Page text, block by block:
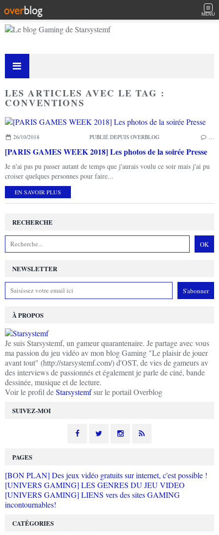
MENU
LES ARTICLES AVEC LE TAG :
CONVENTIONS
26/10/2018 PUBLIÉ DEPUIS OVERBLOG
[PARIS GAMES WEEK 2018] Les photos de la soirée Presse
Je n'ai pas pu passer autant de temps que j'aurais voulu ce soir mais j'ai pu
croiser quelques personnes pour faire...
EN SAVOIR PLUS
NEWSLETTER
SUIVEZ-MOI
RECHERCHE
À PROPOS
Je suis Starsystemf, un gameur quarantenaire. Je partage avec vous
ma passion du jeu vidéo av mon blog Gaming "Le plaisir de jouer
avant tout" (http://starsystemf.com/) d'OST, de vies de gameurs av
des interviews de passionnés et également je parle de ciné, bande
dessinée, musique et de lecture.
Voir le profil deStarsystemfsur le portail Overblog
PAGES
[BON PLAN] Des jeux vidéo gratuits sur internet, c'est possible !
[UNIVERS GAMING] LES GENRES DU JEU VIDEO
[UNIVERS GAMING] LIENS vers des sites GAMING
incontournables!
CATÉGORIES